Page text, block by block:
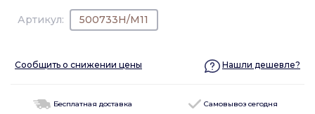
Артикул: 500733H/M11
Сообщить о снижении цены Нашли дешевле?
Бесплатная доставка Самовывоз сегодня